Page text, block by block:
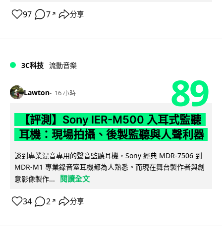
97 7 ↗ 分享
3C科技 流動音樂
Lawton 16 小時 89
【評測】Sony IER-M500 入耳式監聽
耳機：現場拍攝、後製監聽與人聲利器
談到專業混音專用的聲音監聽耳機，Sony 經典 MDR-7506 到
MDR-M1 專業錄音室耳機都為人熟悉。而現在舞台製作者與創
意影像製作...
閱讀全文
34 2 ↗ 分享